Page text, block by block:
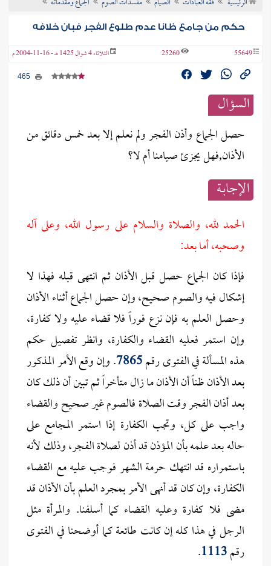
حكم من جامع ظانا عدم طلوع الفجر فبان خلافه
55649
25260 الثلاثاء 4 شوال 1425 هـ - 16-11-2004 م
السؤال
حصل الجماع وأذن الفجر ولم نعلم إلا بعد خمس دقائق من
الأذان,فهل يجزئ صيامنا أم لا؟
الإجابــة
الحمد لله، والصلاة والسلام على رسول الله، وعلى آله
وصحبه، أما بعد:
فإذا كان الجماع حصل قبل الأذان ثم انتهى قبله فهذا لا
إشكال فيه والصوم صحيح، وإن حصل الجماع أثناء الأذان
وحصل العلم به فإن نزع فوراً فلا قضاء عليه ولا كفارة،
وإن استمر فعليه القضاء والكفارة، وانظر تفصيل حكم
هذه المسألة في الفتوى رقم7865. وإن وقع الأمر المذكور
بعد الأذان ظناً أن الأذان ما زال متأخراً ثم تبين أن ذلك كان
بعد أذان الفجر وقت الصلاة فالصوم غير صحيح والقضاء
واجب على كل، وتجب الكفارة إذا استمر المجامع على
حاله بعد علمه بأن المؤذن قد أذن لصلاة الفجر، وذلك لأنه
باستمراره قد انتهك حرمة الشهر فوجب عليه مع القضاء
الكفارة، وإن كان قد أنهى الأمر بمجرد العلم بأن الأذان قد
مضى فلا كفارة وعليه القضاء كما أسلفنا. والمرأة مثل
الرجل في هذا كله إن كانت طائعة كما أوضحنا في الفتوى
رقم1113
.